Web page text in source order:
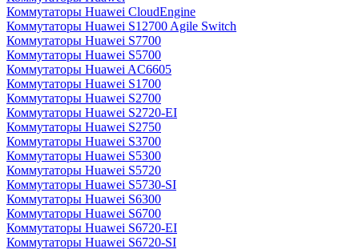
Коммутаторы Huawei CloudEngine
Коммутаторы Huawei S12700 Agile Switch
Коммутаторы Huawei S7700
Коммутаторы Huawei S5700
Коммутаторы Huawei AC6605
Коммутаторы Huawei S1700
Коммутаторы Huawei S2700
Коммутаторы Huawei S2720-EI
Коммутаторы Huawei S2750
Коммутаторы Huawei S3700
Коммутаторы Huawei S5300
Коммутаторы Huawei S5720
Коммутаторы Huawei S5730-SI
Коммутаторы Huawei S6300
Коммутаторы Huawei S6700
Коммутаторы Huawei S6720-EI
Коммутаторы Huawei S6720-SI